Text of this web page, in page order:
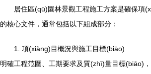
居住區(qū)園林景觀工程施工方案是確保項
的核心文件，通常包括以下組成部分：
1. 項(xiàng)目概況與施工目標(biāo)
明確工程范圍、工期要求及質(zhì)量目標(biāo)